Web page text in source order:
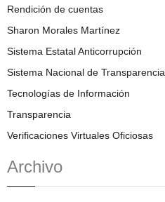
Rendición de cuentas
Sharon Morales Martínez
Sistema Estatal Anticorrupción
Sistema Nacional de Transparencia
Tecnologías de Información
Transparencia
Verificaciones Virtuales Oficiosas
Archivo